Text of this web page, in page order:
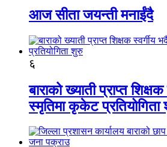
आज सीता जयन्ती मनाईंदै
६
बाराको ख्याती प्राप्त
स्मृतिमा कृकेट